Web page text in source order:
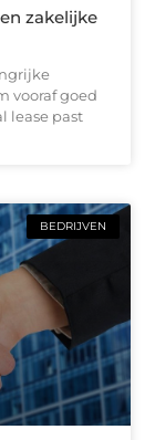
zakelijke
vooraf goed
lease past
BEDRIJVEN